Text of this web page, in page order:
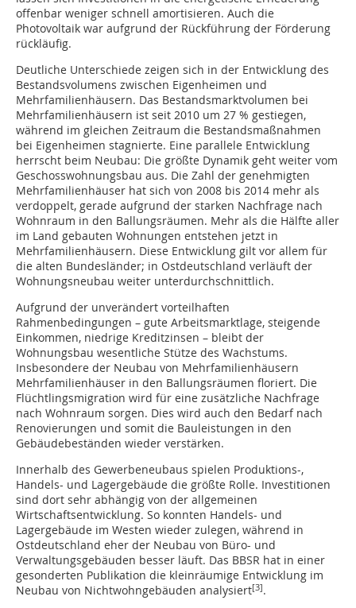
offenbar weniger schnell amortisieren. Auch die
Photovoltaik war aufgrund der Rückführung der Förderung
rückläufig.
Deutliche Unterschiede zeigen sich in der Entwicklung des
Bestandsvolumens zwischen Eigenheimen und
Mehrfamilien­häusern. Das Bestandsmarktvolumen bei
Mehrfamilienhäusern ist seit 2010 um 27 % gestiegen,
während im gleichen Zeitraum die Bestandsmaßnahmen
bei Eigenheimen stagnierte. Eine parallele Entwicklung
herrscht beim Neubau: Die größte Dynamik geht weiter vom
Geschosswohnungsbau aus. Die Zahl der genehmigten
Mehrfamilienhäuser hat sich von 2008 bis 2014 mehr als
verdoppelt, gerade aufgrund der starken Nachfrage nach
Wohnraum in den Ballungsräumen. Mehr als die Hälfte aller
im Land gebauten Wohnungen entstehen jetzt in
Mehrfamilienhäusern. Diese Entwicklung gilt vor allem für
die alten Bundesländer; in Ostdeutschland verläuft der
Wohnungsneubau weiter unterdurchschnittlich.
Aufgrund der unverändert vorteilhaften
Rahmenbedingungen – gute Arbeitsmarktlage, steigende
Einkommen, niedrige Kreditzinsen – bleibt der
Wohnungsbau wesentliche Stütze des Wachstums.
Insbesondere der Neubau von Mehrfamilienhäusern
Mehrfamilienhäuser in den Ballungsräumen floriert. Die
Flüchtlingsmigration wird für eine zusätzliche Nachfrage
nach Wohnraum sorgen. Dies wird auch den Bedarf nach
Renovierungen und somit die Bauleistungen in den
Gebäudebeständen wieder verstärken.
Innerhalb des Gewerbeneubaus spielen Produktions-,
Handels- und Lagergebäude die größte Rolle. Investitionen
sind dort sehr abhängig von der allgemeinen
Wirtschaftsentwicklung. So konnten Handels- und
Lagergebäude im Westen wieder zulegen, während in
Ostdeutschland eher der Neubau von Büro- und
Verwaltungsgebäuden besser läuft. Das BBSR hat in einer
gesonderten Publikation die kleinräumige Entwicklung im
Neubau von Nichtwohngebäuden analysiert[3].